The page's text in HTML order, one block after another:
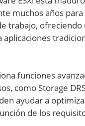
muchos años para
trabajo, ofreciendo
funciones
como Storage
ayudar a
de los